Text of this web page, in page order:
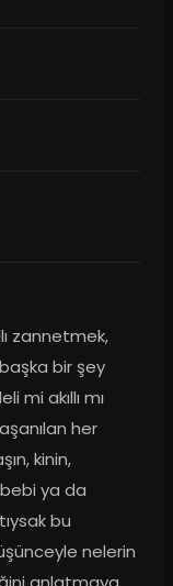
zannetmek,
bir şey
mi akıllı mı
her
kinin,
ya da
bu
nelerin